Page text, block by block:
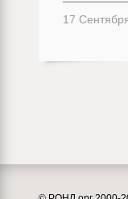
17